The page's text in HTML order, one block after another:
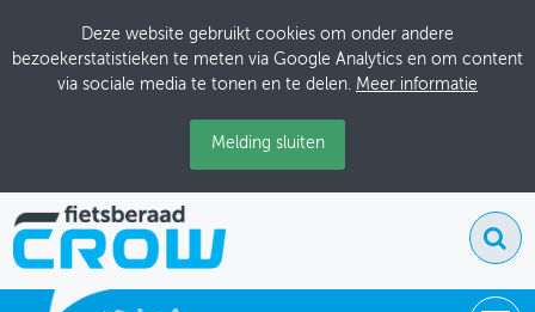
Deze website gebruikt cookies om onder andere
bezoekerstatistieken te meten via Google Analytics en om content
via sociale media te tonen en te delen. Meer informatie
Melding sluiten